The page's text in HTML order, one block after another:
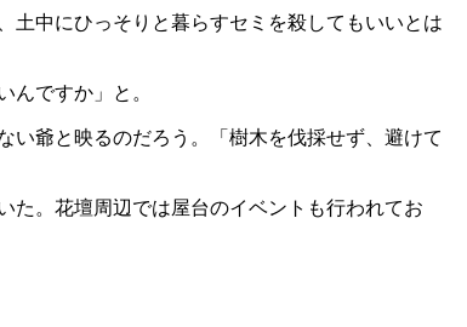
中にひっそりと暮らすセミを殺してもいいとは
ですか」と。
爺と映るのだろう。「樹木を伐採せず、避けて
。花壇周辺では屋台のイベントも行われてお